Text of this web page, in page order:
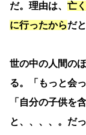
だ。理由は、 亡
に行ったからだ
世の中の人間の
る。「もっと会
「自分の子供を
と、、、、。だっ